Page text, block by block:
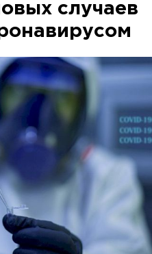
случаев